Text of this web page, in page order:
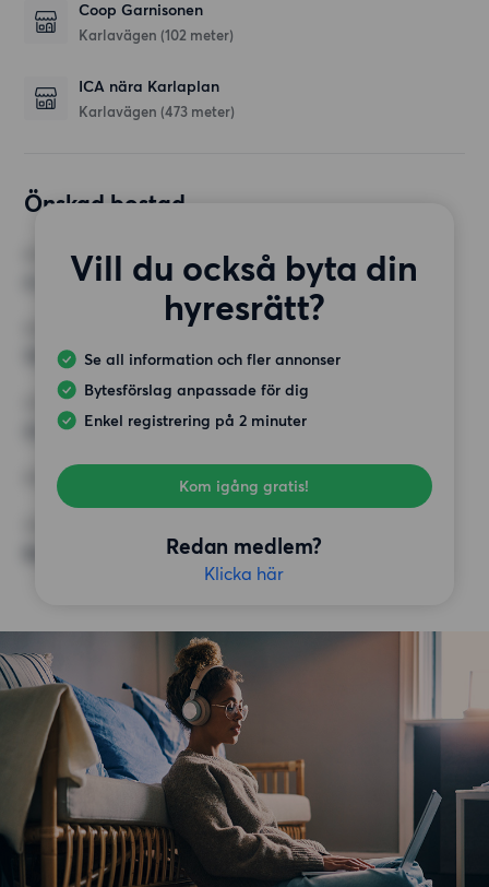
Coop Garnisonen
Karlavägen (102 meter)
ICA nära Karlaplan
Karlavägen (473 meter)
Önskad bostad
Vill du också byta din
hyresrätt?
Se all information och fler annonser
Bytesförslag anpassade för dig
Enkel registrering på 2 minuter
Kom igång gratis!
Redan medlem?
Klicka här
MINST ANTAL KVADRATMETER
115 kvm
HÖGSTA HYRA
22 000 kr
KRAV
Badkar, Bildad BRF, Öppen spis/kakelugn